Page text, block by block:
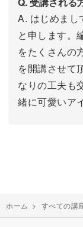
A. はじめまし
と申します。
をたくさんの
を開講させて
なりの工夫も
緒に可愛いア
ホーム > すべての講